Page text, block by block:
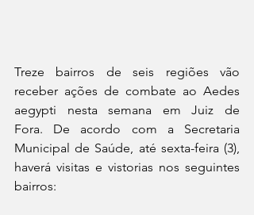
Treze bairros de seis regiões vão
receber ações de combate ao Aedes
aegypti nesta semana em Juiz de
Fora. De acordo com a Secretaria
Municipal de Saúde, até sexta-feira (3),
haverá visitas e vistorias nos seguintes
bairros: